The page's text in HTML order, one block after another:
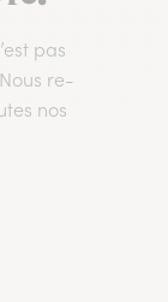
pas
re-
nos